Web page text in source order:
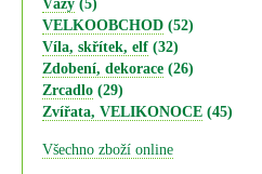
Vázy (5)
VELKOOBCHOD (52)
Víla, skřítek, elf (32)
Zdobení, dekorace (26)
Zrcadlo (29)
Zvířata, VELIKONOCE (45)
Všechno zboží online